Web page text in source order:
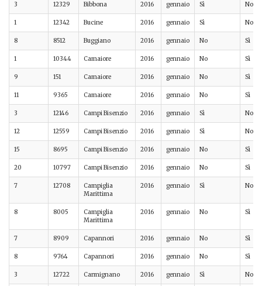
3 12329 Bibbona 2016 gennaio Sì No
1 12342 Bucine 2016 gennaio Sì No
8 8512 Buggiano 2016 gennaio No Sì
1 10344 Camaiore 2016 gennaio No Sì
9 151 Camaiore 2016 gennaio No Sì
11 9365 Camaiore 2016 gennaio No Sì
3 12146 Campi Bisenzio 2016 gennaio Sì No
12 12559 Campi Bisenzio 2016 gennaio Sì No
15 8695 Campi Bisenzio 2016 gennaio No Sì
20 10797 Campi Bisenzio 2016 gennaio No Sì
7 12708
Campiglia
Marittima
2016 gennaio Sì No
8 8005
Campiglia
Marittima
2016 gennaio No Sì
7 8909 Capannori 2016 gennaio No Sì
8 9764 Capannori 2016 gennaio No Sì
3 12722 Carmignano 2016 gennaio Sì No